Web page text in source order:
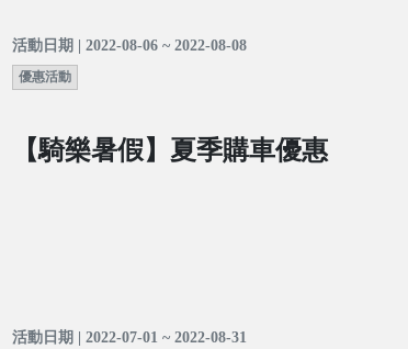
活動日期 | 2022-08-06 ~ 2022-08-08
優惠活動
【騎樂暑假】夏季購車優惠
活動日期 | 2022-07-01 ~ 2022-08-31